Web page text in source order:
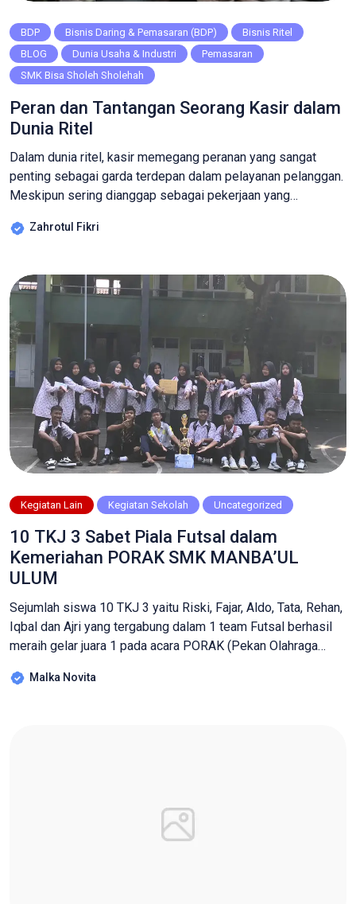
BDP Bisnis Daring & Pemasaran (BDP)
Bisnis Ritel
BLOG
Dunia Usaha & Industri
Pemasaran
SMK Bisa Sholeh Sholehah
Peran dan Tantangan Seorang Kasir dalam
Dunia Ritel
Dalam dunia ritel, kasir memegang peranan yang sangat
penting sebagai garda terdepan dalam pelayanan pelanggan.
Meskipun sering dianggap sebagai pekerjaan yang
membutuhkan keterampilan, ketelitian, dan kesabaran yang
jawab untuk melayani transaksi pembelian barang atau jasa.
Tugas utamanya meliputi: Memindai barang menggunakan
mesin kasir […]
Zahrotul Fikri
Kegiatan Lain Kegiatan Sekolah Uncategorized
10 TKJ 3 Sabet Piala Futsal dalam
Kemeriahan PORAK SMK MANBA’UL
ULUM
Sejumlah siswa 10 TKJ 3 yaitu Riski, Fajar, Aldo, Tata, Rehan,
Iqbal dan Ajri yang tergabung dalam 1 team Futsal berhasil
meraih gelar juara 1 pada acara PORAK (Pekan Olahraga
Penilaian Akhir Semester (PAS) atau Penilaian Akhir Tahun
Malka Novita